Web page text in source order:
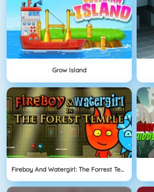
Grow Island
Fireboy And Watergirl: The Forrest Temple